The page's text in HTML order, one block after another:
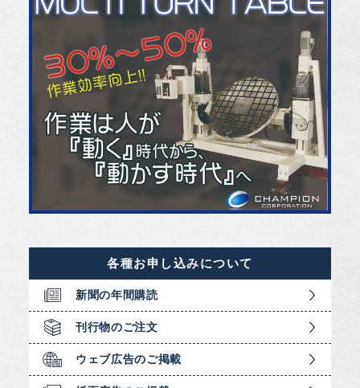
各種お申し込みについて
新聞の年間購読
刊行物のご注文
ウェブ広告のご掲載